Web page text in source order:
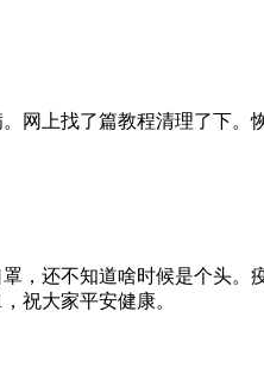
网上找了篇教程清理了下。
还不知道啥时候是个头
祝大家平安健康。